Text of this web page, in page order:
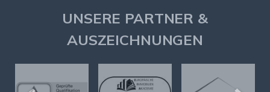
UNSERE PARTNER &
AUSZEICHNUNGEN